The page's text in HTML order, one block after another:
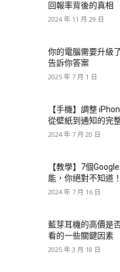
回報率背後的真相
2024 年 11 月 29 日
你的電腦需要升級
告訴你答案
2025 年 7 月 1 日
【手機】調整
從壁紙到通知的完
2024 年 7 月 20 日
【教學】7個
能，你絕對不知道！
2024 年 7 月 16 日
藍芽耳機的高價是
看的一些關鍵因素
2025 年 3 月 18 日